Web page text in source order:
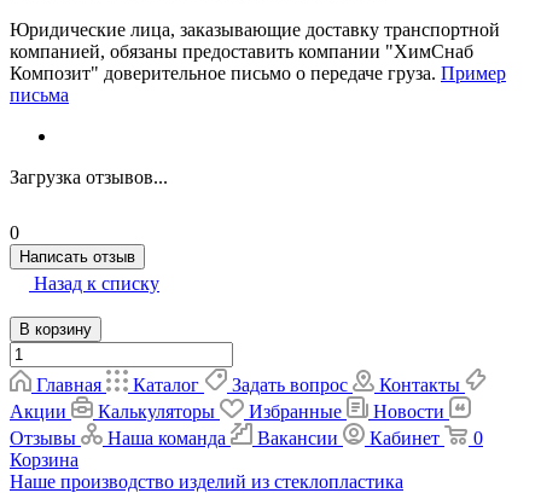
Юридические лица, заказывающие доставку транспортной
компанией, обязаны предоставить компании "ХимСнаб
Композит" доверительное письмо о передаче груза. Пример
письма
Загрузка отзывов...
0
Написать отзыв
Назад к списку
В корзину
Главная Каталог Задать вопрос
Контакты
Акции
Калькуляторы Избранные
Новости
Отзывы
Наша команда Вакансии Кабинет
0
Корзина
Наше производство изделий из стеклопластика